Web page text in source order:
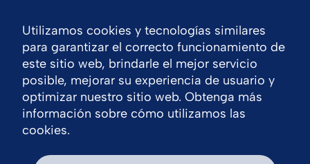
Utilizamos cookies y tecnologías similares
para garantizar el correcto funcionamiento de
este sitio web, brindarle el mejor servicio
posible, mejorar su experiencia de usuario y
optimizar nuestro sitio web. Obtenga más
información sobre cómo utilizamos las
cookies.